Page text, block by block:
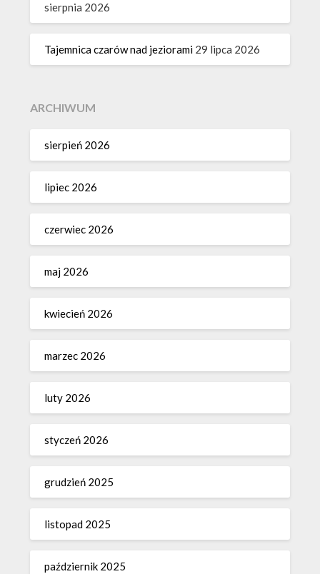
sierpnia 2026
Tajemnica czarów nad jeziorami 29 lipca 2026
ARCHIWUM
sierpień 2026
lipiec 2026
czerwiec 2026
maj 2026
kwiecień 2026
marzec 2026
luty 2026
styczeń 2026
grudzień 2025
listopad 2025
październik 2025